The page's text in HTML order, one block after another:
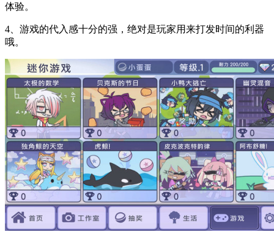
体验。
4、游戏的代入感十分的强，绝对是玩家用来打发时间的利器
哦。